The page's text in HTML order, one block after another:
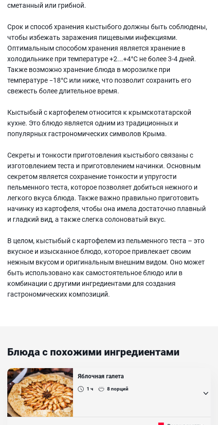
сметанный или грибной.
Срок и способ хранения кыстыбого должны быть соблюдены,
чтобы избежать заражения пищевыми инфекциями.
Оптимальным способом хранения является хранение в
холодильнике при температуре +2...+4°C не более 3-4 дней.
Также возможно хранение блюда в морозилке при
температуре −18°C или ниже, что позволит сохранить его
свежесть более длительное время.
Кыстыбый с картофелем относится к крымскотатарской
кухне. Это блюдо является одним из традиционных и
популярных гастрономических символов Крыма.
Секреты и тонкости приготовления кыстыбого связаны с
изготовлением теста и приготовлением начинки. Основным
секретом является сохранение тонкости и упругости
пельменного теста, которое позволяет добиться нежного и
легкого вкуса блюда. Также важно правильно приготовить
начинку из картофеля, чтобы она имела достаточно плавный
и гладкий вид, а также слегка солоноватый вкус.
В целом, кыстыбый с картофелем из пельменного теста – это
вкусное и изысканное блюдо, которое привлекает своим
нежным вкусом и оригинальным внешним видом. Оно может
быть использовано как самостоятельное блюдо или в
комбинации с другими ингредиентами для создания
гастрономических композиций.
Блюда с похожими ингредиентами
Яблочная галета
1 ч 8порций